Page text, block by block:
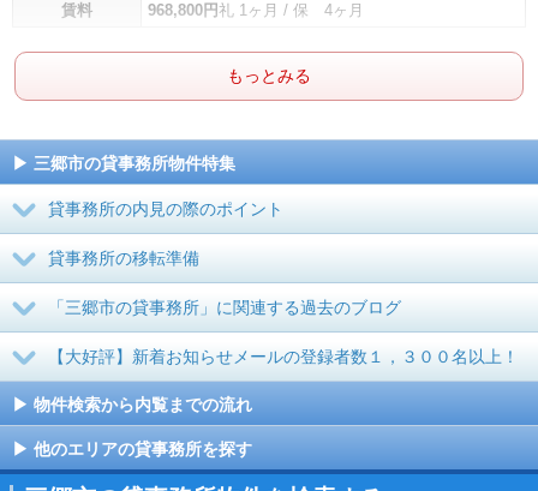
賃料
968,800円 礼 1ヶ月 / 保 4ヶ月
もっとみる
三郷市の貸事務所物件特集
貸事務所の内見の際のポイント
貸事務所の移転準備
「三郷市の貸事務所」に関連する過去のブログ
【大好評】新着お知らせメールの登録者数１，３００名以上！
物件検索から内覧までの流れ
他のエリアの貸事務所を探す